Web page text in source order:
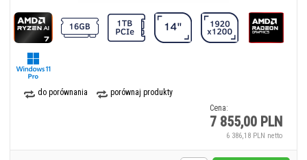
do porównania
porównaj produkty
Cena:
7 855,00 PLN
6 386,18 PLN netto